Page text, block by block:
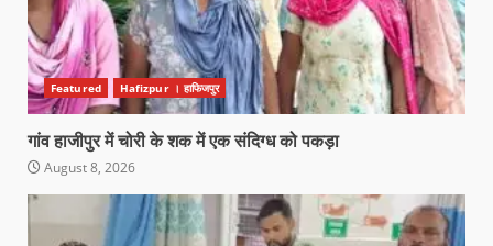
Featured Hafizpur । हाफिजपुर
गांव हाजीपुर में चोरी के शक में एक संदिग्ध को पकड़ा
August 8, 2026